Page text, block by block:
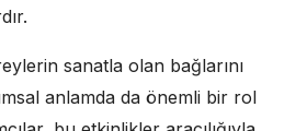
sanatla olan bağlarını
anlamda da önemli bir rol